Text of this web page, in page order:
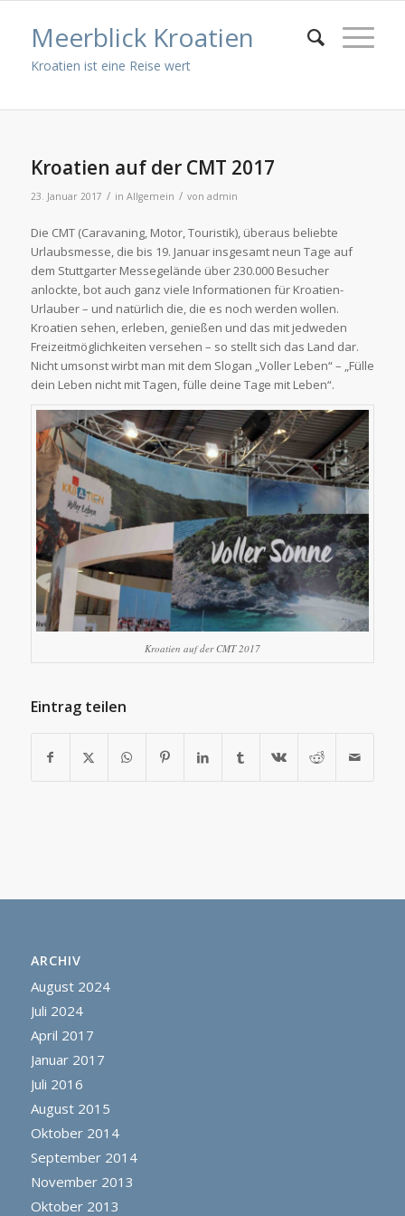
Meerblick Kroatien
Kroatien ist eine Reise wert
Kroatien auf der CMT 2017
23. Januar 2017 / in Allgemein / von admin
Die CMT (Caravaning, Motor, Touristik), überaus beliebte
Urlaubsmesse, die bis 19. Januar insgesamt neun Tage auf
dem Stuttgarter Messegelände über 230.000 Besucher
anlockte, bot auch ganz viele Informationen für Kroatien-
Urlauber – und natürlich die, die es noch werden wollen.
Kroatien sehen, erleben, genießen und das mit jedweden
Freizeitmöglichkeiten versehen – so stellt sich das Land dar.
Nicht umsonst wirbt man mit dem Slogan „Voller Leben“ – „Fülle
dein Leben nicht mit Tagen, fülle deine Tage mit Leben“.
Kroatien auf der CMT 2017
Eintrag teilen
ARCHIV
August 2024
Juli 2024
April 2017
Januar 2017
Juli 2016
August 2015
Oktober 2014
September 2014
November 2013
Oktober 2013